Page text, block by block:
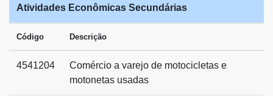
Atividades Econômicas Secundárias
Código Descrição
4541204
Comércio a varejo de motocicletas e
motonetas usadas